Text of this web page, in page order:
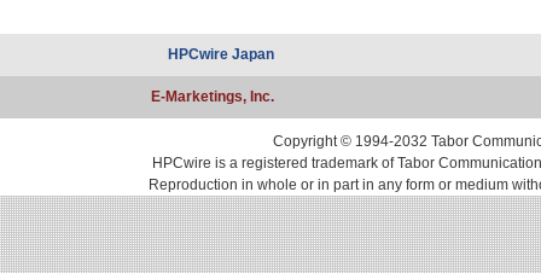
HPCwire Japan
E-Marketings, Inc.
Copyright © 1994-2032 Tabor
HPCwire is a registered trademark of Tabor
Reproduction in whole or in part in any form or medium